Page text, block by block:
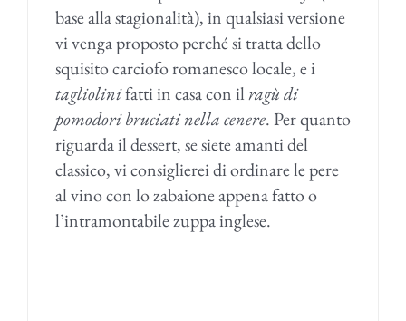
base alla stagionalità), in qualsiasi versione
vi venga proposto perché si tratta dello
squisito carciofo romanesco locale, e i
tagliolinifatti in casa con ilragù di
pomodori bruciati nella cenere. Per quanto
riguarda il dessert, se siete amanti del
classico, vi consiglierei di ordinare le pere
al vino con lo zabaione appena fatto o
l’intramontabile zuppa inglese.